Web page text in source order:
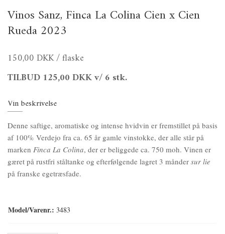
Vinos Sanz, Finca La Colina Cien x Cien
Rueda 2023
150,00 DKK/ flaske
TILBUD 125,00 DKKv/ 6 stk.
Vin beskrivelse
Denne saftige, aromatiske og intense hvidvin er fremstillet på basis
af 100% Verdejo fra ca. 65 år gamle vinstokke, der alle står på
marken Finca La Colina, der er beliggede ca. 750 moh. Vinen er
gæret på rustfri ståltanke og efterfølgende lagret 3 månder sur lie
på franske egetræsfade.
Model/Varenr.: 3483